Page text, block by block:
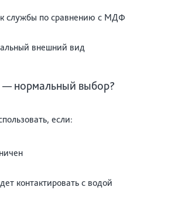
службы по сравнению с МДФ
внешний вид
нормальный выбор?
если:
контактировать с водой